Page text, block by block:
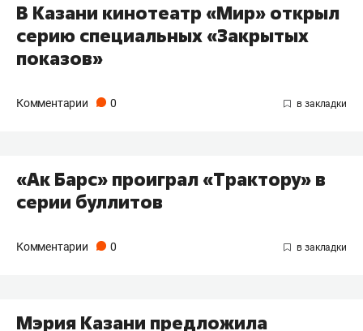
В Казани кинотеатр «Мир» открыл
серию специальных «Закрытых
показов»
Комментарии 0
«Ак Барс» проиграл «Трактору» в
серии буллитов
Комментарии 0
Мэрия Казани предложила